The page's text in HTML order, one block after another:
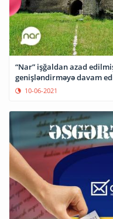
“Nar” işğaldan azad
genişləndirməyə davam
10-06-2021